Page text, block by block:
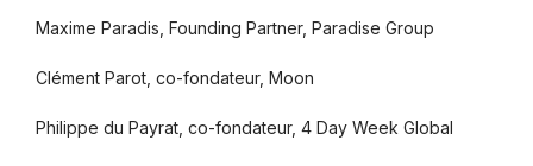
Maxime Paradis, Founding Partner, Paradise Group
Clément Parot, co-fondateur, Moon
Philippe du Payrat, co-fondateur, 4 Day Week Global